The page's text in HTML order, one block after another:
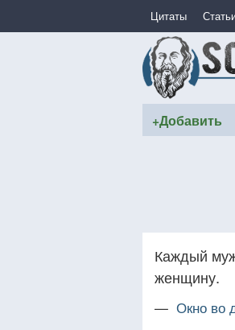
Цитаты
+Добавить
Каждый
женщину.
— Окно во